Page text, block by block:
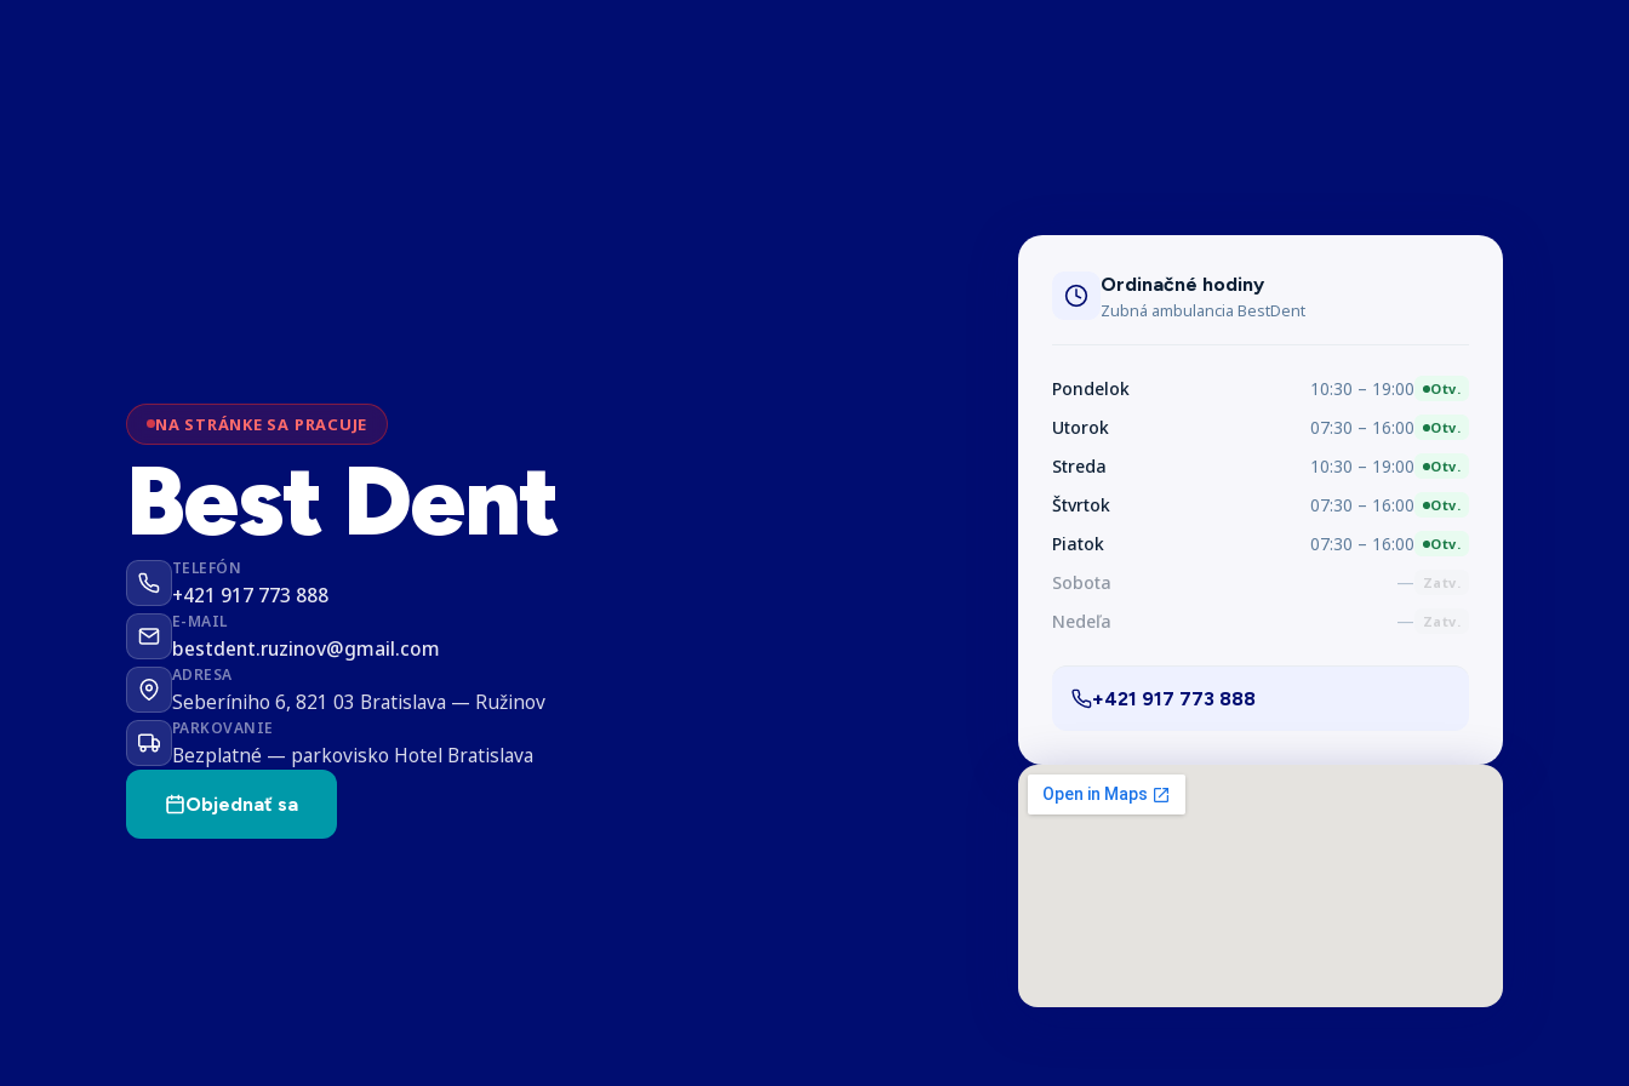
NA STRÁNKE SA PRACUJE
Best Dent
TELEFÓN
+421 917 773 888
E-MAIL
bestdent.ruzinov@gmail.com
ADRESA
Seberíniho 6, 821 03 Bratislava — Ružinov
PARKOVANIE
Bezplatné — parkovisko Hotel Bratislava
Objednať sa
Ordinačné hodiny
Zubná ambulancia BestDent
Pondelok 10:30 – 19:00 Otv.
Utorok 07:30 – 16:00 Otv.
Streda 10:30 – 19:00 Otv.
Štvrtok 07:30 – 16:00 Otv.
Piatok 07:30 – 16:00 Otv.
Sobota — Zatv.
Nedeľa — Zatv.
+421 917 773 888